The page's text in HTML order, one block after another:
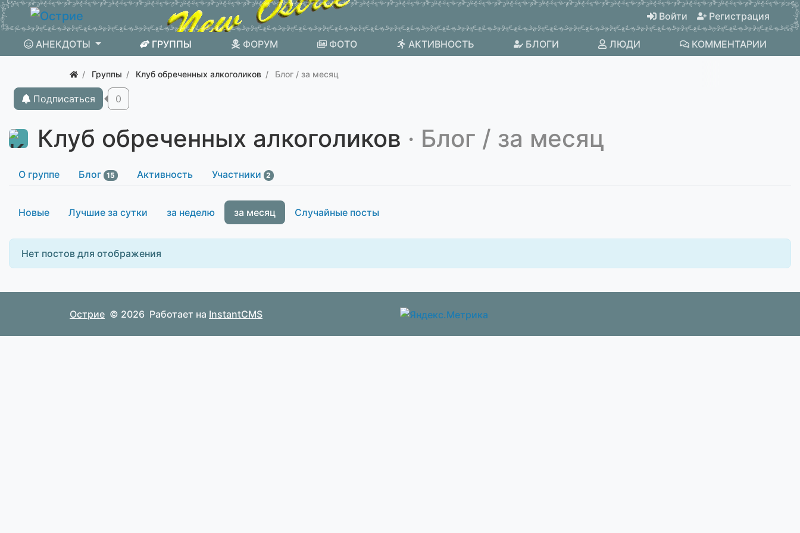
Войти Регистрация
АНЕКДОТЫ ГРУППЫ ФОРУМ ФОТО АКТИВНОСТЬ БЛОГИ ЛЮДИ КОММЕНТАРИИ
Группы Клуб обреченных алкоголиков Блог / за месяц
Подписаться 0
Клуб обреченных алкоголиков · Блог / за месяц
О группе Блог 15 Активность Участники 2
Новые Лучшие за сутки за неделю за месяц Случайные посты
Нет постов для отображения
Острие © 2026 Работает на InstantCMS